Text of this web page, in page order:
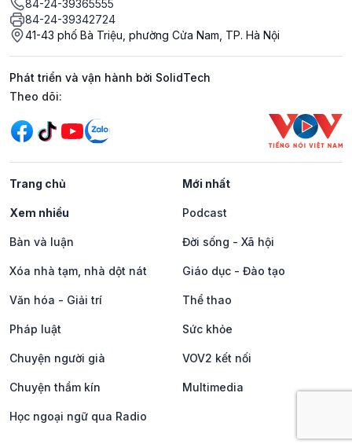
84-24-39365555
84-24-39342724
41-43 phố Bà Triệu, phường Cửa Nam, TP. Hà Nội
Phát triển và vận hành bởi SolidTech
Mạng xã hội
Theo dõi:
Trang chủ Mới nhất
Xem nhiều Podcast
Bàn và luận Đời sống - Xã hội
Xóa nhà tạm, nhà dột nát Giáo dục - Đào tạo
Văn hóa - Giải trí Thể thao
Pháp luật Sức khỏe
Chuyện người già VOV2 kết nối
Chuyện thầm kín Multimedia
Học ngoại ngữ qua Radio